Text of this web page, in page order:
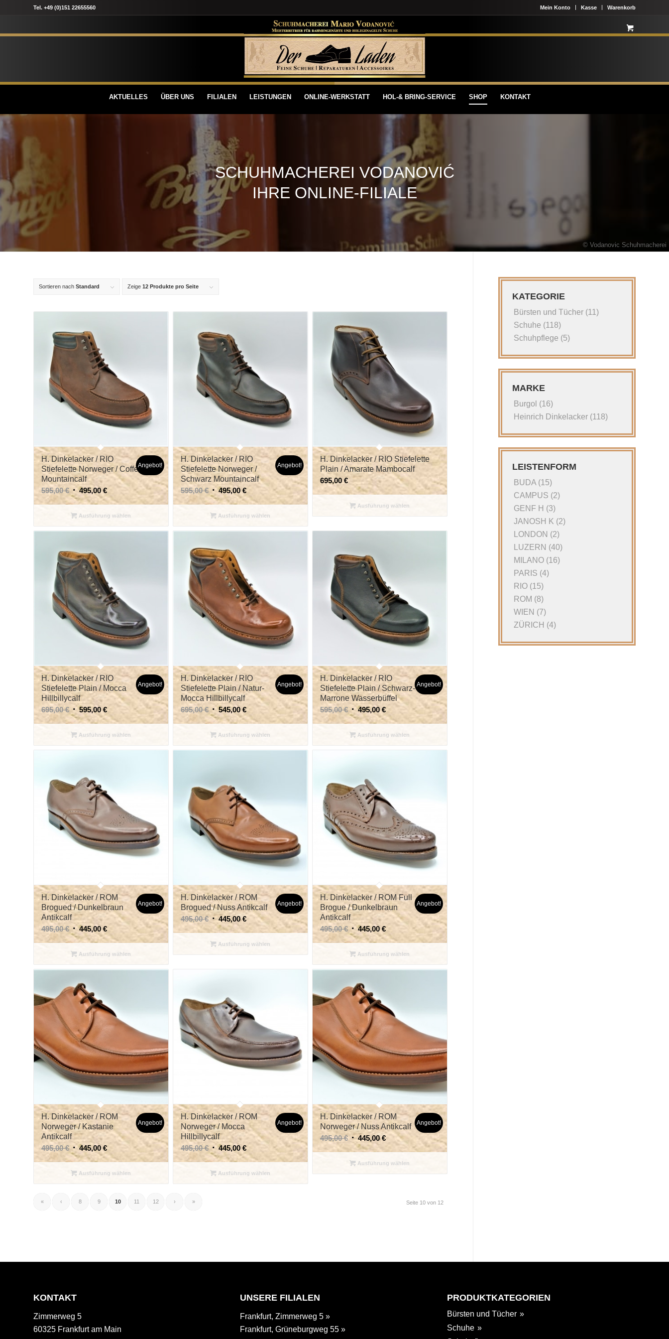
Mein Konto Kasse Warenkorb
Tel. +49 (0)151 22655560
AKTUELLES ÜBER UNS FILIALEN LEISTUNGEN ONLINE-WERKSTATT HOL-& BRING-SERVICE SHOP KONTAKT
SCHUHMACHEREI VODANOVIĆ
IHRE ONLINE-FILIALE
Sortieren nach Standard Zeige 12 Produkte pro Seite
H. Dinkelacker / RIO
Stiefelette Norweger / Coffee
Mountaincalf
595,00€ 495,00€
Angebot!
Ausführung wählen
H. Dinkelacker / RIO
Stiefelette Norweger /
Schwarz Mountaincalf
595,00€ 495,00€
Angebot!
Ausführung wählen
H. Dinkelacker / RIO Stiefelette
Plain / Amarate Mambocalf
695,00 €
Ausführung wählen
H. Dinkelacker / RIO
Stiefelette Plain / Mocca
Hillbillycalf
695,00€ 595,00€
Angebot!
Ausführung wählen
H. Dinkelacker / RIO
Stiefelette Plain / Natur-
Mocca Hillbillycalf
695,00€ 545,00€
Angebot!
Ausführung wählen
H. Dinkelacker / RIO
Stiefelette Plain / Schwarz-
Marrone Wasserbüffel
595,00€ 495,00€
Angebot!
Ausführung wählen
H. Dinkelacker / ROM
Brogued / Dunkelbraun
Antikcalf
495,00€ 445,00€
Angebot!
Ausführung wählen
H. Dinkelacker / ROM
Brogued / Nuss Antikcalf
495,00€ 445,00€
Angebot!
Ausführung wählen
H. Dinkelacker / ROM Full
Brogue / Dunkelbraun
Antikcalf
495,00€ 445,00€
Angebot!
Ausführung wählen
H. Dinkelacker / ROM
Norweger / Kastanie
Antikcalf
495,00€ 445,00€
Angebot!
Ausführung wählen
H. Dinkelacker / ROM
Norweger / Mocca
Hillbillycalf
495,00€ 445,00€
Angebot!
Ausführung wählen
H. Dinkelacker / ROM
Norweger / Nuss Antikcalf
495,00€ 445,00€
Angebot!
Ausführung wählen
Seite 10 von 12
« ‹ 8 9 10 11 12 › »
KATEGORIE
Bürsten und Tücher (11)
Schuhe (118)
Schuhpflege (5)
MARKE
Burgol (16)
Heinrich Dinkelacker (118)
LEISTENFORM
BUDA (15)
CAMPUS (2)
GENF H (3)
JANOSH K (2)
LONDON (2)
LUZERN (40)
MILANO (16)
PARIS (4)
RIO (15)
ROM (8)
WIEN (7)
ZÜRICH (4)
KONTAKT
Zimmerweg 5
60325 Frankfurt am Main
UNSERE FILIALEN
Frankfurt, Zimmerweg 5 »
Frankfurt, Grüneburgweg 55 »
PRODUKTKATEGORIEN
Bürsten und Tücher
Schuhe